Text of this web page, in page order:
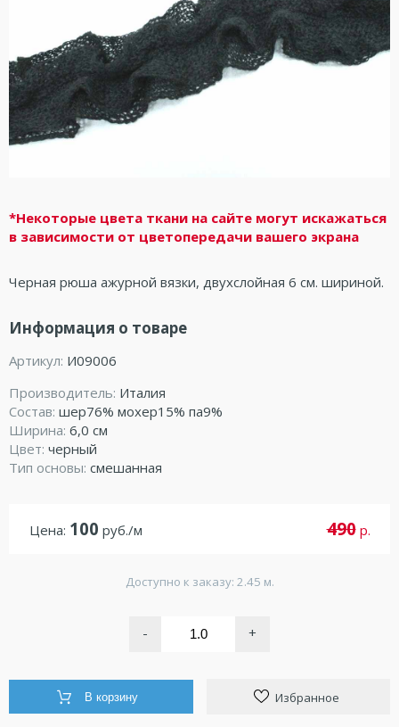
*Некоторые цвета ткани на сайте могут искажаться
в зависимости от цветопередачи вашего экрана
Черная рюша ажурной вязки, двухслойная 6 см. шириной.
Информация о товаре
Артикул: И09006
Производитель: Италия
Состав: шер76% мохер15% па9%
Ширина: 6,0 см
Цвет: черный
Тип основы: смешанная
Цена: 100 руб./м 490р.
Доступно к заказу: 2.45 м.
- +
В корзину Избранное